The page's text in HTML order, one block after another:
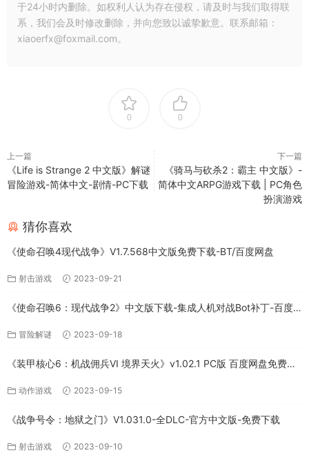
于24小时内删除。如权利人认为存在侵权，请及时与我们取得联
系，我们会及时修改删除，并向您致以诚挚歉意。联系邮箱：
xiaoerfx@foxmail.com。
0 0
上一篇
《Life is Strange 2 中文版》解谜
冒险游戏-简体中文-剧情-PC下载
下一篇
《骑马与砍杀2：霸主 中文版》-
简体中文ARPG游戏下载 | PC角色
扮演游戏
猜你喜欢
《使命召唤4现代战争》V1.7.568中文版免费下载-BT/百度网盘
射击游戏 2023-09-21
《使命召唤6：现代战争2》中文版下载-集成人机对战Bot补丁-百度
冒险解谜 2023-09-18
《装甲核心6：机战佣兵VI 境界天火》v1.02.1 PC版 百度网盘免费下
动作游戏 2023-09-15
《战争号令：地狱之门》V1.031.0-全DLC-官方中文版-免费下载
射击游戏 2023-09-10